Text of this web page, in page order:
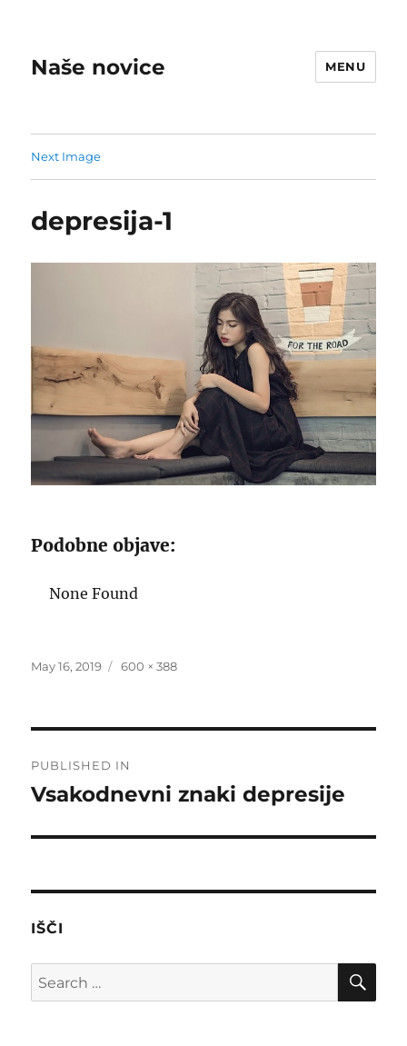
Naše novice MENU
Next Image
depresija-1
Podobne objave:
None Found
Posted
May 16, 2019
Full
600 × 388
navigation
PUBLISHED IN
Vsakodnevni znaki depresije
IŠČI
Search
for: